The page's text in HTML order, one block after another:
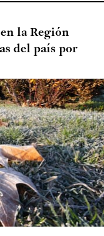
la Región
del país por